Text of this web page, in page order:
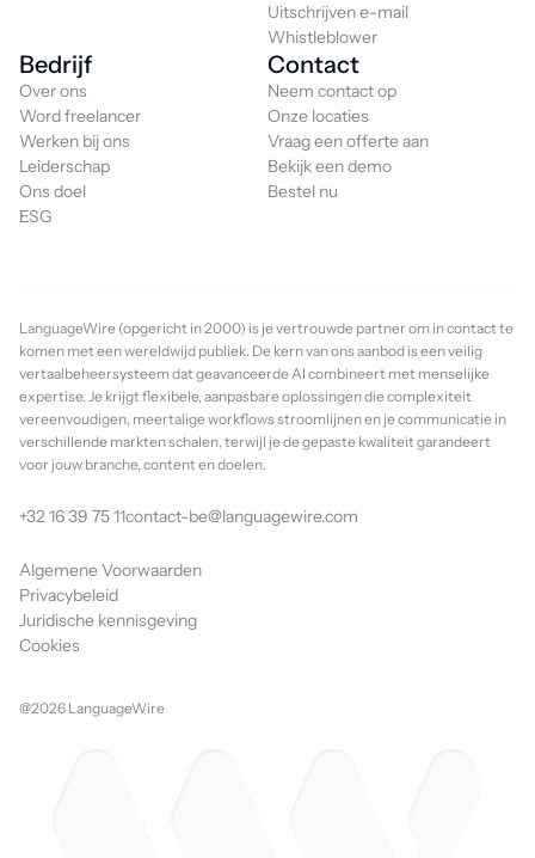
Uitschrijven e-mail
Whistleblower
Bedrijf
Over ons
Word freelancer
Werken bij ons
Leiderschap
Ons doel
ESG
Contact
Neem contact op
Onze locaties
Vraag een offerte aan
Bekijk een demo
Bestel nu
LanguageWire (opgericht in 2000) is je vertrouwde partner om in contact te
komen met een wereldwijd publiek. De kern van ons aanbod is een veilig
vertaalbeheersysteem dat geavanceerde AI combineert met menselijke
expertise. Je krijgt flexibele, aanpasbare oplossingen die complexiteit
vereenvoudigen, meertalige workflows stroomlijnen en je communicatie in
verschillende markten schalen, terwijl je de gepaste kwaliteit garandeert
voor jouw branche, content en doelen.
+32 16 39 75 11contact-be@languagewire.com
Algemene Voorwaarden
Privacybeleid
Juridische kennisgeving
Cookies
@2026 LanguageWire